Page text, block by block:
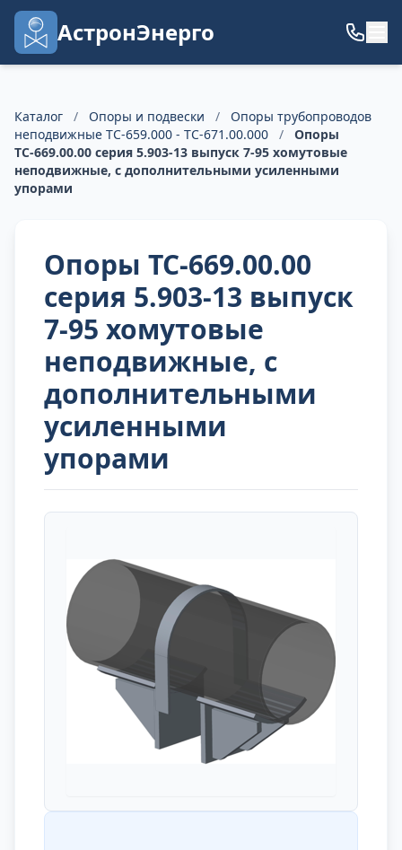
АстронЭнерго
Каталог / Опоры и подвески /
Опоры трубопроводов
неподвижные ТС-659.000 - ТС-671.00.000
/
Опоры
ТС-669.00.00 серия 5.903-13 выпуск 7-95 хомутовые
неподвижные, с дополнительными усиленными
упорами
Опоры ТС-669.00.00
серия 5.903-13 выпуск
7-95 хомутовые
неподвижные, с
дополнительными
усиленными
упорами